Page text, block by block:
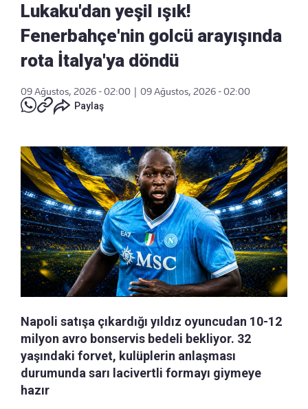
Lukaku'dan yeşil ışık!
Fenerbahçe'nin golcü arayışında
rota İtalya'ya döndü
09 Ağustos, 2026 - 02:00
09 Ağustos, 2026 - 02:00
Paylaş
Napoli satışa çıkardığı yıldız oyuncudan 10-12
milyon avro bonservis bedeli bekliyor. 32
yaşındaki forvet, kulüplerin anlaşması
durumunda sarı lacivertli formayı giymeye
hazır